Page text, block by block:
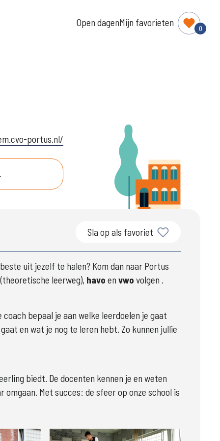
Open dagenMijn favorieten
0
portus.nl/
Sla op als favoriet
uit jezelf te halen? Kom dan naar Portus
leerweg), havo en vwo volgen .
bepaal je aan welke leerdoelen je gaat
en wat je nog te leren hebt. Zo kunnen jullie
biedt. De docenten kennen je en weten
Met succes: de sfeer op onze school is
Groter